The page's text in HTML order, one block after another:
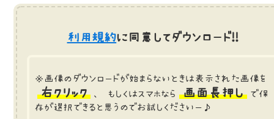
利用規約に同意してダウンロード!!
※画像のダウンロードが始まらないときは表示された画像を
右クリック 、 もしくはスマホなら 画面長押し
で保
存が選択できると思うのでお試しくださいー♪